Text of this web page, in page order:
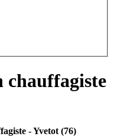
chauffagiste
- Yvetot (76)